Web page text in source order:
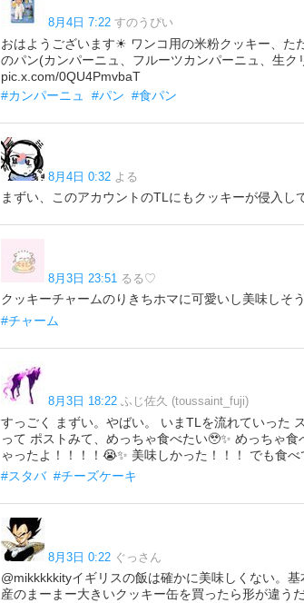
8月4日 7:22 すのうぴい
おはようございます☀ ワンコ用の米粉クッキー、た
のパン(カンパーニュ、フルーツカンパーニュ、生
pic.x.com/0QU4PmvbaT
#カンパーニュ
#パン #食パン
8月4日 0:32 よる
まずい、このアカウントのTLにもクッキーが侵入し
8月3日 23:51 るる♡
クッキーチャームのりきちホマに可愛いし美味しそ
#チャーム
8月3日 18:22 ふじ佐久 (toussaint_fuji)
すっごく まずい。やばい。 いまTLを流れていった
って ポストみて、めっちゃ食べたい🥹✨ めっちゃ
ゃったよ！！！！😭✨ 美味しかった！！！ でも食べ
#スタバ #チーズケーキ
8月3日 0:22 ぐっさん
@mikkkkkityイギリスの飯は確かに美味しくない。
産のまーまー大きいクッキー缶を買ったら形が違う